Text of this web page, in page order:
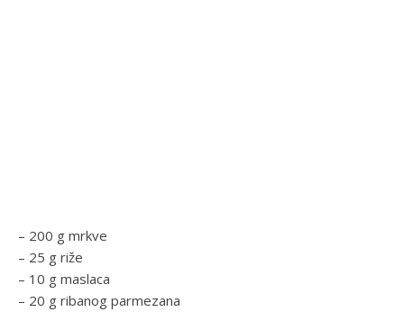
– 200 g mrkve
– 25 g riže
– 10 g maslaca
– 20 g ribanog parmezana